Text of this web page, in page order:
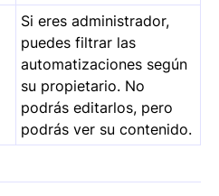
Si eres administrador,
puedes filtrar las
automatizaciones según
su propietario. No
podrás editarlos, pero
podrás ver su contenido.